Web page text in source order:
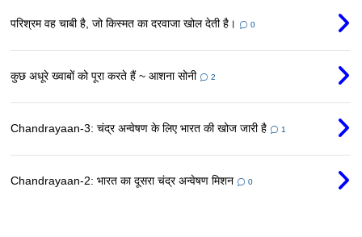
परिश्रम वह चाबी है, जो किस्मत का दरवाजा खोल देती है। 0
कुछ अधूरे ख्वाबों को पूरा करते हैं ~ आशना सोनी 2
Chandrayaan-3: चंद्र अन्वेषण के लिए भारत की खोज जारी है 1
Chandrayaan-2: भारत का दूसरा चंद्र अन्वेषण मिशन 0